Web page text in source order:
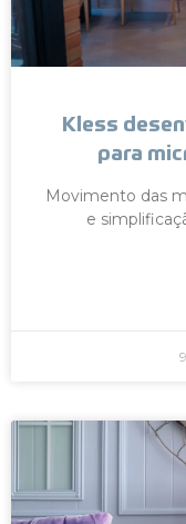
Kless
para
Movimento das
e